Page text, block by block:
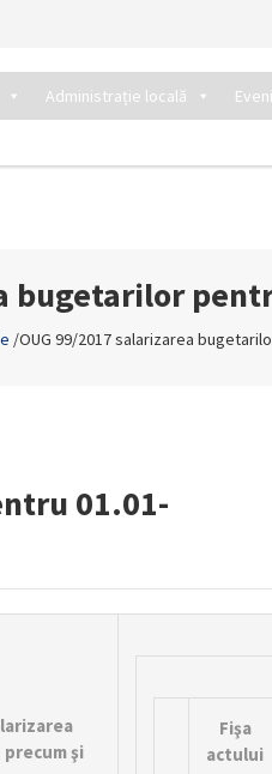
Administrație locală
bugetarilor
/OUG 99/2017 salarizarea
01.01-
şi
Fişa
actului